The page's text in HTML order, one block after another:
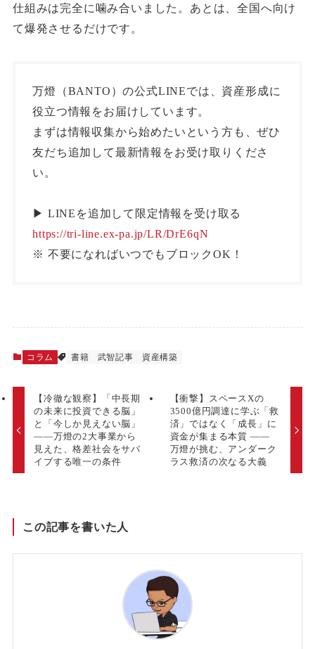
仕組みは完全に噛み合いました。あとは、全国へ向け
て爆発させるだけです。
万燈（BANTO）の公式LINEでは、資産形成に
役立つ情報をお届けしています。
まずは情報収集から始めたいという方も、ぜひ
友だち追加して最新情報をお受け取りくださ
い。
▶︎ LINEを追加して限定情報を受け取る
https://tri-line.ex-pa.jp/LR/DrE6qN
※ 不要になればいつでもブロックOK！
コラム 書籍 武智記事 資産構築
【冷徹な観察】「中長期
の未来に投資できる脳」
と「今しか見えない脳」
――万燈の2大事業から
見えた、格差社会をサバ
イブする唯一の条件
【衝撃】スペースXの
3500億円調達に学ぶ「救
済」ではなく「成長」に
資金が集まる本質 ――
万燈が挑む、アンダーク
ラス救済の次なる大義
この記事を書いた人